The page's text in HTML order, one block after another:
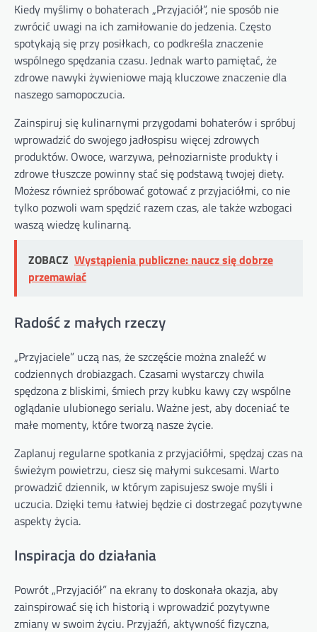
Kiedy myślimy o bohaterach „Przyjaciół”, nie sposób nie
zwrócić uwagi na ich zamiłowanie do jedzenia. Często
spotykają się przy posiłkach, co podkreśla znaczenie
wspólnego spędzania czasu. Jednak warto pamiętać, że
zdrowe nawyki żywieniowe mają kluczowe znaczenie dla
naszego samopoczucia.
Zainspiruj się kulinarnymi przygodami bohaterów i spróbuj
wprowadzić do swojego jadłospisu więcej zdrowych
produktów. Owoce, warzywa, pełnoziarniste produkty i
zdrowe tłuszcze powinny stać się podstawą twojej diety.
Możesz również spróbować gotować z przyjaciółmi, co nie
tylko pozwoli wam spędzić razem czas, ale także wzbogaci
waszą wiedzę kulinarną.
ZOBACZ Wystąpienia publiczne: naucz się dobrze
przemawiać
Radość z małych rzeczy
„Przyjaciele” uczą nas, że szczęście można znaleźć w
codziennych drobiazgach. Czasami wystarczy chwila
spędzona z bliskimi, śmiech przy kubku kawy czy wspólne
oglądanie ulubionego serialu. Ważne jest, aby doceniać te
małe momenty, które tworzą nasze życie.
Zaplanuj regularne spotkania z przyjaciółmi, spędzaj czas na
świeżym powietrzu, ciesz się małymi sukcesami. Warto
prowadzić dziennik, w którym zapisujesz swoje myśli i
uczucia. Dzięki temu łatwiej będzie ci dostrzegać pozytywne
aspekty życia.
Inspiracja do działania
Powrót „Przyjaciół” na ekrany to doskonała okazja, aby
zainspirować się ich historią i wprowadzić pozytywne
zmiany w swoim życiu. Przyjaźń, aktywność fizyczna,